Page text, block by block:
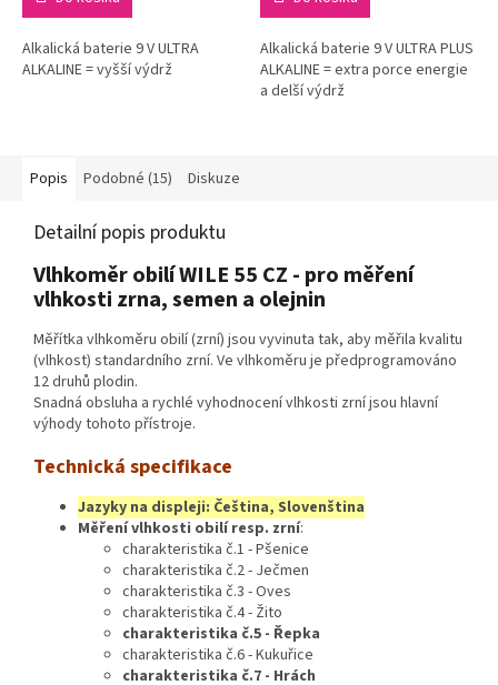
Alkalická baterie 9 V ULTRA
ALKALINE = vyšší výdrž
Alkalická baterie 9 V ULTRA PLUS
ALKALINE = extra porce energie
a delší výdrž
Popis Podobné (15) Diskuze
Detailní popis produktu
Vlhkoměr obilí WILE 55 CZ - pro měření
vlhkosti zrna, semen a olejnin
Měřítka vlhkoměru obilí (zrní) jsou vyvinuta tak, aby měřila kvalitu
(vlhkost) standardního zrní. Ve vlhkoměru je předprogramováno
12 druhů plodin.
Snadná obsluha a rychlé vyhodnocení vlhkosti zrní jsou hlavní
výhody tohoto přístroje.
Technická specifikace
Jazyky na displeji: Čeština, Slovenština
Měření vlhkosti obilí resp. zrní:
charakteristika č.1 - Pšenice
charakteristika č.2 - Ječmen
charakteristika č.3 - Oves
charakteristika č.4 - Žito
charakteristika č.5 - Řepka
charakteristika č.6 - Kukuřice
charakteristika č.7 - Hrách